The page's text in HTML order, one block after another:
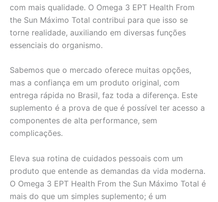
com mais qualidade. O Omega 3 EPT Health From
the Sun Máximo Total contribui para que isso se
torne realidade, auxiliando em diversas funções
essenciais do organismo.
Sabemos que o mercado oferece muitas opções,
mas a confiança em um produto original, com
entrega rápida no Brasil, faz toda a diferença. Este
suplemento é a prova de que é possível ter acesso a
componentes de alta performance, sem
complicações.
Eleva sua rotina de cuidados pessoais com um
produto que entende as demandas da vida moderna.
O Omega 3 EPT Health From the Sun Máximo Total é
mais do que um simples suplemento; é um